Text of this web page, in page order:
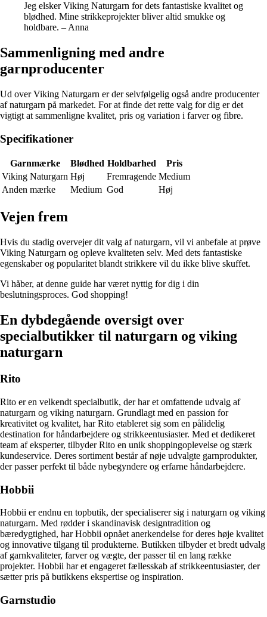
Jeg elsker Viking Naturgarn for dets fantastiske kvalitet og
blødhed. Mine strikkeprojekter bliver altid smukke og
holdbare. – Anna
Sammenligning med andre
garnproducenter
Ud over Viking Naturgarn er der selvfølgelig også andre producenter
af naturgarn på markedet. For at finde det rette valg for dig er det
vigtigt at sammenligne kvalitet, pris og variation i farver og fibre.
Specifikationer
Garnmærke Blødhed Holdbarhed
Pris
Viking Naturgarn Høj Fremragende Medium
Anden mærke
Medium God Høj
Vejen frem
Hvis du stadig overvejer dit valg af naturgarn, vil vi anbefale at prøve
Viking Naturgarn og opleve kvaliteten selv. Med dets fantastiske
egenskaber og popularitet blandt strikkere vil du ikke blive skuffet.
Vi håber, at denne guide har været nyttig for dig i din
beslutningsproces. God shopping!
En dybdegående oversigt over
specialbutikker til naturgarn og viking
naturgarn
Rito
Rito er en velkendt specialbutik, der har et omfattende udvalg af
naturgarn og viking naturgarn. Grundlagt med en passion for
kreativitet og kvalitet, har Rito etableret sig som en pålidelig
destination for håndarbejdere og strikkeentusiaster. Med et dedikeret
team af eksperter, tilbyder Rito en unik shoppingoplevelse og stærk
kundeservice. Deres sortiment består af nøje udvalgte garnprodukter,
der passer perfekt til både nybegyndere og erfarne håndarbejdere.
Hobbii
Hobbii er endnu en topbutik, der specialiserer sig i naturgarn og viking
naturgarn. Med rødder i skandinavisk designtradition og
bæredygtighed, har Hobbii opnået anerkendelse for deres høje kvalitet
og innovative tilgang til produkterne. Butikken tilbyder et bredt udvalg
af garnkvaliteter, farver og vægte, der passer til en lang række
projekter. Hobbii har et engageret fællesskab af strikkeentusiaster, der
sætter pris på butikkens ekspertise og inspiration.
Garnstudio